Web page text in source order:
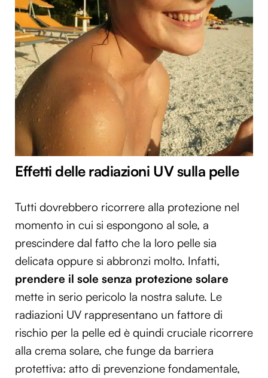
Effetti delle radiazioni UV sulla pelle
Tutti dovrebbero ricorrere alla protezione nel
momento in cui si espongono al sole, a
prescindere dal fatto che la loro pelle sia
delicata oppure si abbronzi molto. Infatti,
prendere il sole senza protezione solare
mette in serio pericolo la nostra salute. Le
radiazioni UV rappresentano un fattore di
rischio per la pelle ed è quindi cruciale ricorrere
alla crema solare, che funge da barriera
protettiva: atto di prevenzione fondamentale,